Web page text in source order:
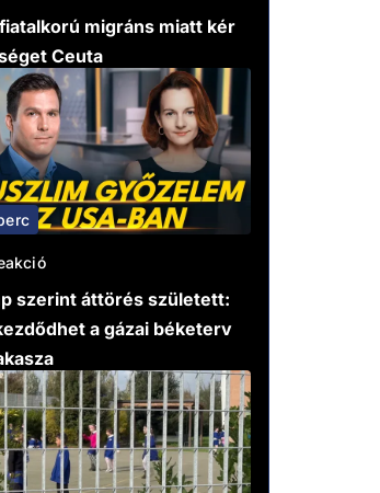
migráns miatt kér
Ceuta
szerint áttörés született:
a gázai béketerv